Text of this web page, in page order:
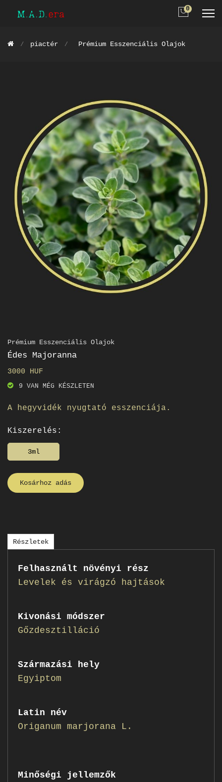
0
piactér Prémium Esszenciális Olajok
Prémium Esszenciális Olajok
Édes Majoranna
3000 HUF
9 VAN MÉG KÉSZLETEN
A hegyvidék nyugtató esszenciája.
Kiszerelés:
3ml
Kosárhoz adás
Részletek
Felhasznált növényi rész
Levelek és virágzó hajtások
Kivonási módszer
Gőzdesztilláció
Származási hely
Egyiptom
Latin név
Origanum marjorana L.
Minőségi jellemzők